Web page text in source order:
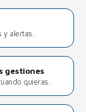
alertas.
gestiones
quieras.